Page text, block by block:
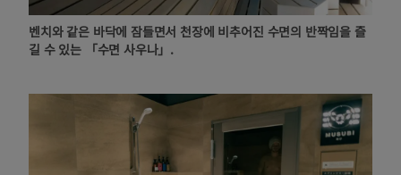
벤치와 같은 바닥에 잠들면서 천장에 비추어진 수면의 반짝임을 즐
길 수 있는 「수면 사우나」.